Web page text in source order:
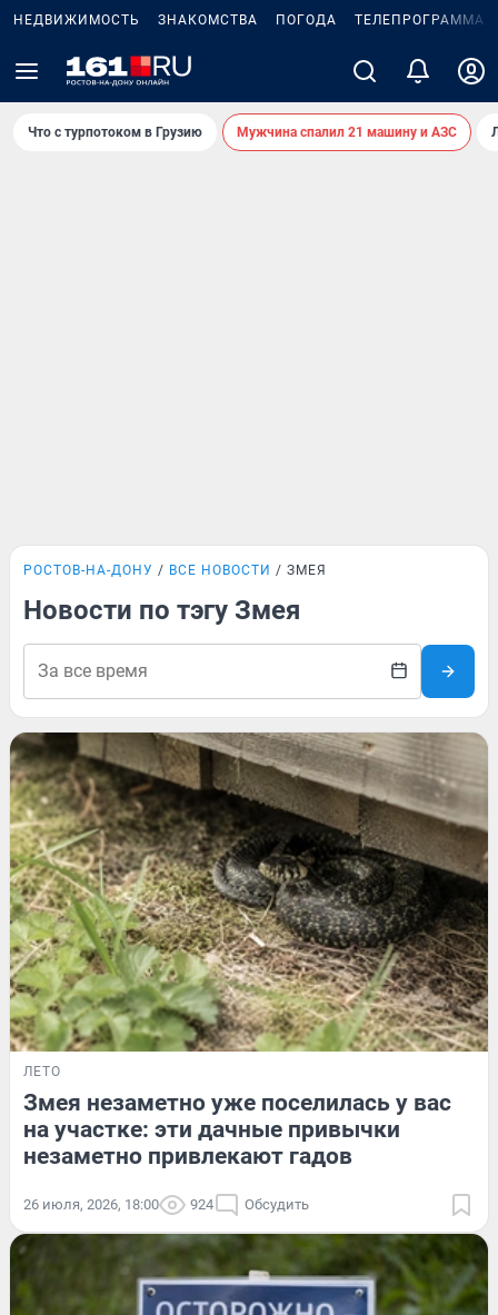
НЕДВИЖИМОСТЬ ЗНАКОМСТВА ПОГОДА ТЕЛЕПРОГРАММА
Что с турпотоком в Грузию Мужчина спалил 21 машину и АЗС
РОСТОВ-НА-ДОНУ ВСЕ НОВОСТИ ЗМЕЯ
Новости по тэгу Змея
ЛЕТО
Змея незаметно уже поселилась у вас
на участке: эти дачные привычки
незаметно привлекают гадов
26 июля, 2026, 18:00 924 Обсудить